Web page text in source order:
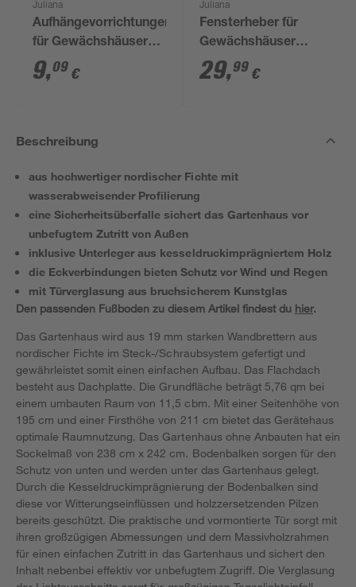
Juliana
Aufhängevorrichtungen
für Gewächshäuser
schwarz 20 Stück
9,09 €
Juliana
Fensterheber für
Gewächshäuser
'Ventomax'
29,99 €
Beschreibung
aus hochwertiger nordischer Fichte mit
wasserabweisender Profilierung
eine Sicherheitsüberfalle sichert das Gartenhaus vor
unbefugtem Zutritt von Außen
inklusive Unterleger aus kesseldruckimprägniertem Holz
die Eckverbindungen bieten Schutz vor Wind und Regen
mit Türverglasung aus bruchsicherem Kunstglas
Den passenden Fußboden zu diesem Artikel findest du hier.
Das Gartenhaus wird aus 19 mm starken Wandbrettern aus
nordischer Fichte im Steck-/Schraubsystem gefertigt und
gewährleistet somit einen einfachen Aufbau. Das Flachdach
besteht aus Dachplatte. Die Grundfläche beträgt 5,76 qm bei
einem umbauten Raum von 11,5 cbm. Mit einer Seitenhöhe von
195 cm und einer Firsthöhe von 211 cm bietet das Gerätehaus
optimale Raumnutzung. Das Gartenhaus ohne Anbauten hat ein
Sockelmaß von 238 cm x 242 cm. Bodenbalken sorgen für den
Schutz von unten und werden unter das Gartenhaus gelegt.
Durch die Kesseldruckimprägnierung der Bodenbalken sind
diese vor Witterungseinflüssen und holzzersetzenden Pilzen
bereits geschützt. Die praktische und vormontierte Tür sorgt mit
ihren großzügigen Abmessungen und dem Massivholzrahmen
für einen einfachen Zutritt in das Gartenhaus und sichert den
Inhalt nebenbei effektiv vor unbefugtem Zugriff. Die Verglasung